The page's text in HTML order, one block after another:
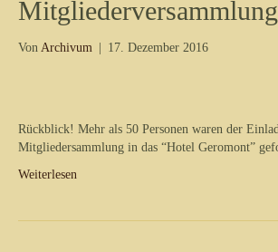
Von Archivum 17. Dezember 2016
Rückblick! Mehr als 50 Personen waren der
Mitgliedersammlung in das “Hotel Geromont”
Weiterlesen